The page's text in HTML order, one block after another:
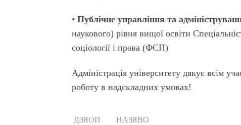
•Публічне управління та
наукового) рівня вищої освіти
соціології і права (ФСП)
Адміністрація університету дякує всім
роботу в надскладних умовах!
ДЗЯОП
НАЗЯВО